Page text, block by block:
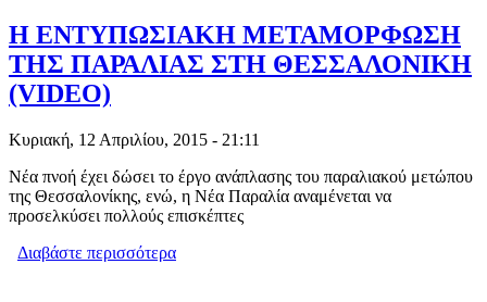
Η ΕΝΤΥΠΩΣΙΑΚΗ ΜΕΤΑΜΟΡΦΩΣΗ
ΤΗΣ ΠΑΡΑΛΙΑΣ ΣΤΗ ΘΕΣΣΑΛΟΝΙΚΗ
(VIDEO)
Κυριακή, 12 Απριλίου, 2015 - 21:11
Νέα πνοή έχει δώσει το έργο ανάπλασης του παραλιακού μετώπου
της Θεσσαλονίκης, ενώ, η Νέα Παραλία αναμένεται να
προσελκύσει πολλούς επισκέπτες
Διαβάστε περισσότερα